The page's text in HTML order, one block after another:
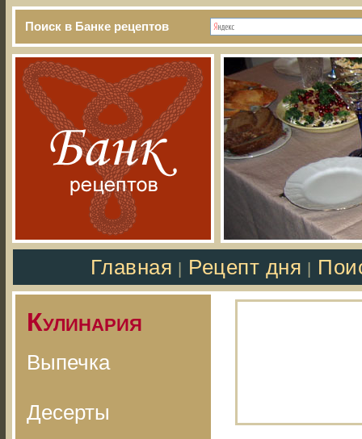
Поиск в Банке рецептов
Главная Рецепт дня
Кулинария
Выпечка
Десерты